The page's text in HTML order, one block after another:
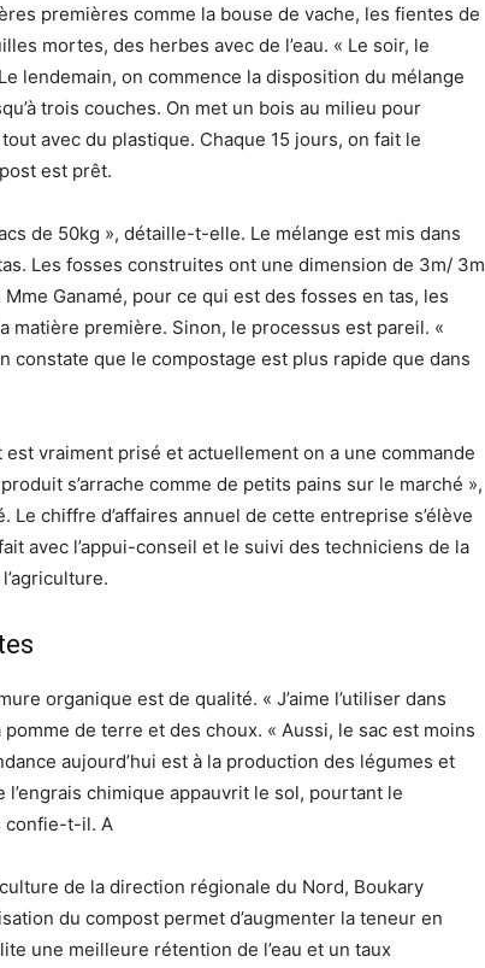
premières comme la bouse de vache, les fientes de
mortes, des herbes avec de l’eau. « Le soir, le
lendemain, on commence la disposition du mélange
trois couches. On met un bois au milieu pour
avec du plastique. Chaque 15 jours, on fait le
est prêt.
de 50kg », détaille-t-elle. Le mélange est mis dans
Les fosses construites ont une dimension de 3m/ 3m
Ganamé, pour ce qui est des fosses en tas, les
matière première. Sinon, le processus est pareil. «
constate que le compostage est plus rapide que dans
est vraiment prisé et actuellement on a une commande
s’arrache comme de petits pains sur le marché »,
Le chiffre d’affaires annuel de cette entreprise s’élève
avec l’appui-conseil et le suivi des techniciens de la
organique est de qualité. « J’aime l’utiliser dans
de terre et des choux. « Aussi, le sac est moins
aujourd’hui est à la production des légumes et
chimique appauvrit le sol, pourtant le
confie-t-il. A
de la direction régionale du Nord, Boukary
du compost permet d’augmenter la teneur en
une meilleure rétention de l’eau et un taux